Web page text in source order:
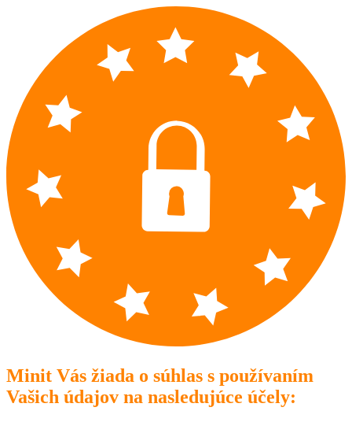
Minit Vás žiada o súhlas s používaním
Vašich údajov na nasledujúce účely: